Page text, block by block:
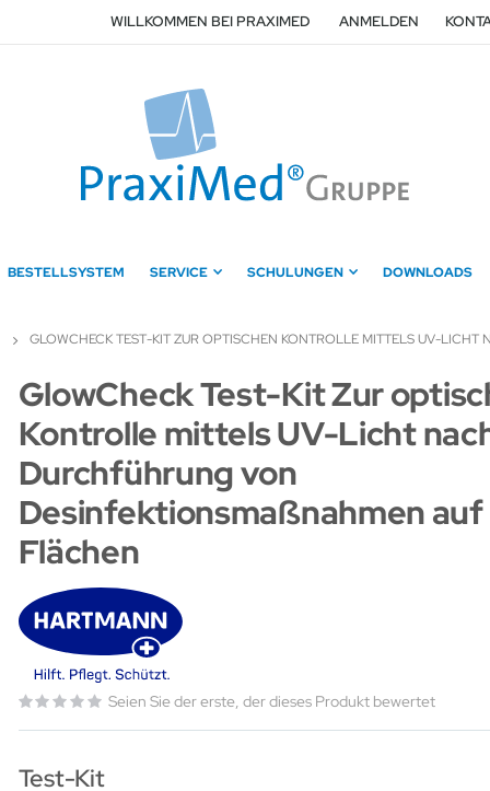
WILLKOMMEN BEI PRAXIMED ANMELDEN
BESTELLSYSTEM SERVICE SCHULUNGEN DOWNLOADS
GLOWCHECK TEST-KIT ZUR OPTISCHEN KONTROLLE MITTELS UV-
Zum
Anfang
Bildergalerie
springen
GlowCheck Test-Kit Zur
Kontrolle mittels UV-Licht
Durchführung von
Desinfektionsmaßnahmen auf
Flächen
Seien Sie der erste, der dieses Produkt bewertet
Test-Kit